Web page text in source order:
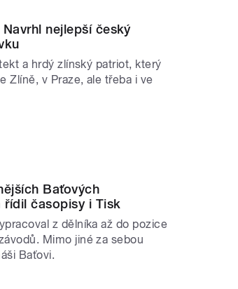
nejlepší český
a hrdý zlínský patriot, který
Zlíně, v Praze, ale třeba i ve
Baťových
řídil časopisy i Tisk
z dělníka až do pozice
Mimo jiné za sebou
Baťovi.